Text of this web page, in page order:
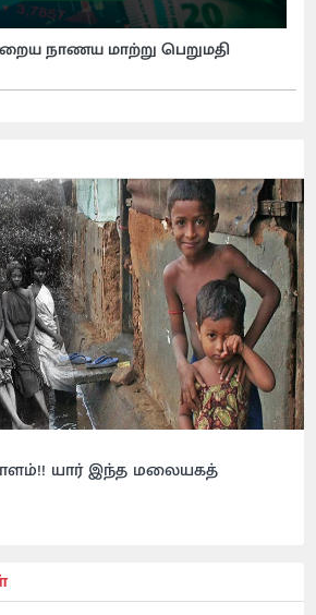
நாணய மாற்று பெறுமதி
யார் இந்த மலையகத்